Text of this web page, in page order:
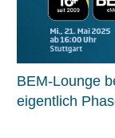
BEM-Lounge
eigentlich